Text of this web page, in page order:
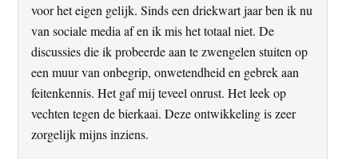
voor het eigen gelijk. Sinds een driekwart jaar ben ik nu
van sociale media af en ik mis het totaal niet. De
discussies die ik probeerde aan te zwengelen stuiten op
een muur van onbegrip, onwetendheid en gebrek aan
feitenkennis. Het gaf mij teveel onrust. Het leek op
vechten tegen de bierkaai. Deze ontwikkeling is zeer
zorgelijk mijns inziens.